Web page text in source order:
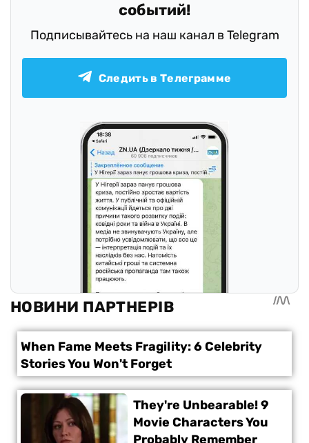
событий!
Подписывайтесь на наш канал в Telegram
Следить в Телеграмме